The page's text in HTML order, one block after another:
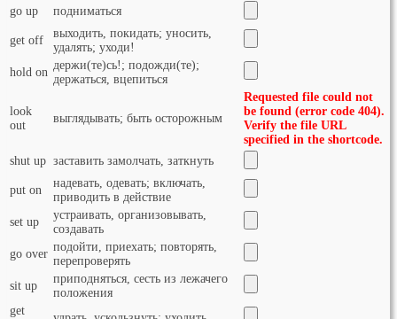
go up подниматься
get off
выходить, покидать; уносить,
удалять; уходи!
hold on
держи(те)сь!; подожди(те);
держаться, вцепиться
look
out
выглядывать; быть осторожным
Requested file could not
be found (error code 404).
Verify the file URL
specified in the shortcode.
shut up заставить замолчать, заткнуть
put on
надевать, одевать; включать,
приводить в действие
set up
устраивать, организовывать,
создавать
go over
подойти, приехать; повторять,
перепроверять
sit up
приподняться, сесть из лежачего
положения
get